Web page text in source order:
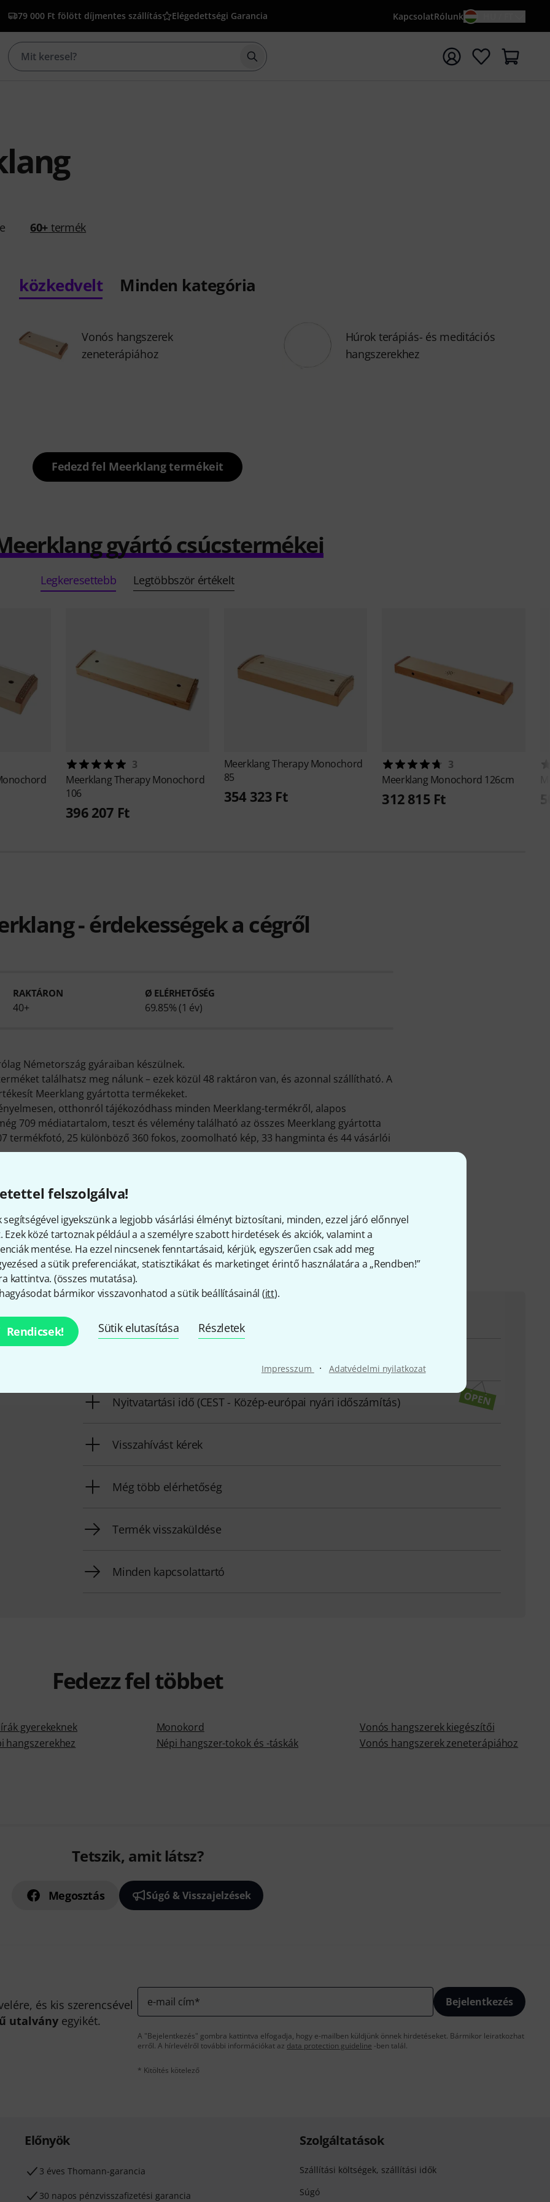
felszolgálva!
segítségével igyekszünk a legjobb vásárlási élményt biztosítani, minden, ezzel járó előnnyel
Ezek közé tartoznak például a a személyre szabott hirdetések és akciók, valamint a
mentése. Ha ezzel nincsenek fenntartásaid, kérjük, egyszerűen csak add meg
a sütik preferenciákat, statisztikákat és marketinget érintő használatára a „Rendben!”
kattintva. (összes mutatása).
bármikor visszavonhatod a sütik beállításainál (itt).
Rendicsek! Sütik elutasítása Részletek
Impresszum · Adatvédelmi nyilatkozat
79 000 Ft fölött díjmentes szállítás Elégedettségi Garancia KapcsolatRólunk
Keresés indítása {searchTerm} keresőszóval
60+ termék
közkedvelt Minden kategória
Vonós hangszerek
zeneterápiához
Húrok terápiás- és meditációs
hangszerekhez
Fedezd fel Meerklang termékeit
gyártó csúcstermékei
Legkeresettebb Legtöbbször értékelt
3
MeerklangTherapy Monochord
106
396 207 Ft
MeerklangTherapy Monochord
85
354 323 Ft
3
Meerklang Monochord 126cm
312 815 Ft
- érdekességek a cégről
RAKTÁRON
40+
Ø ELÉRHETŐSÉG
69.85% (1 év)
Németország gyáraiban készülnek.
találhatsz meg nálunk – ezek közül 48 raktáron van, és azonnal szállítható. A
Meerklang gyártotta termékeket.
otthonról tájékozódhass minden Meerklang-termékről, alapos
709 médiatartalom, teszt és vélemény található az összes Meerklang gyártotta
termékfotó, 25 különböző 360 fokos, zoomolható kép, 33 hangminta és 44 vásárlói
találsz bővebb tájékoztatást:
Így érhetsz el minket
Ügyfélszolgálatunk minden kérdés és észrevétel esetén örömmel áll rendelkezésedre
Nyitvatartási idő (CEST - Közép-európai nyári időszámítás)
Visszahívást kérek
Még több elérhetőség
Termék visszaküldése
Minden kapcsolattartó
Fedezz fel többet
gyerekeknek
hangszerekhez
Monokord
Népi hangszer-tokok és -táskák
Vonós hangszerek kiegészítői
Vonós hangszerek zeneterápiához
Tetszik, amit látsz?
Megosztás Súgó & Visszajelzések
és kis szerencsével
utalvány egyikét.
e-mail cím* Bejelentkezés
A "Bejelentkezés" gombra kattintva elfogadja, hogy e-mailben küldjünk önnek hirdetéseket. Bármikor leiratkozhat
erről. A hírlevélről további információkat az data protection guideline -ben talál.
* Kitöltés kötelező
Előnyök
3 éves Thomann-garancia
30 napos pénzvisszafizetési garancia
Szolgáltatások
Szállítási költségek, szállítási idők
Súgó